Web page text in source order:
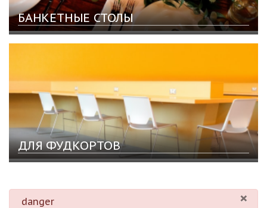
БАНКЕТНЫЕ СТОЛЫ
ДЛЯ ФУДКОРТОВ
×
danger